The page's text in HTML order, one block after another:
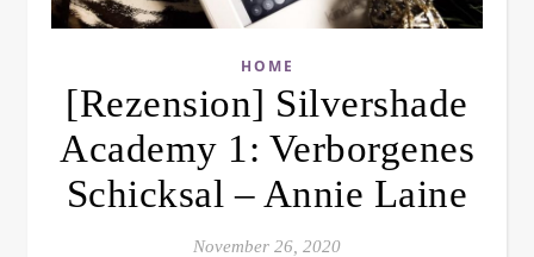
HOME
[Rezension] Silvershade
Academy 1: Verborgenes
Schicksal – Annie Laine
November 26, 2020